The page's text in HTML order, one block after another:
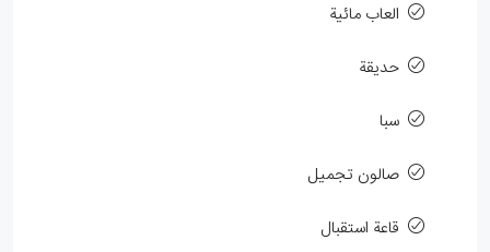
العاب مائية
حديقة
سبا
صالون تجميل
قاعة استقبال